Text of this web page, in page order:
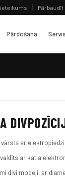
Pārdošana
vārsts ar
ar katla
divi modeļi, ar